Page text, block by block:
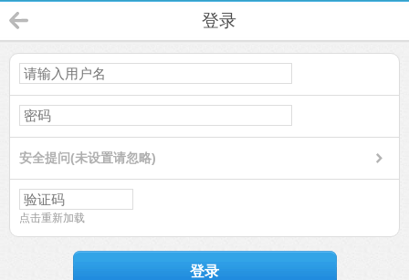
登录
安全提问(未设置请忽略)
点击重新加载
登录